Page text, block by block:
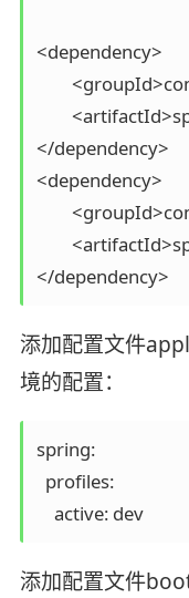
<dependency>
</dependency>
<dependency>
添加配置文件
境的配置：
spring:
  profiles:
    active: dev
添加配置文件